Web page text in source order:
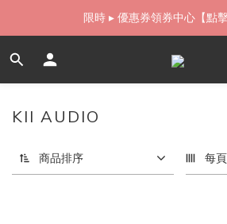
如需當日配送貨海外寄送，歡迎
限時 ▸ 優惠券領券中心【點擊
如需當日配送貨海外寄送，歡迎
KII AUDIO
商品排序 每